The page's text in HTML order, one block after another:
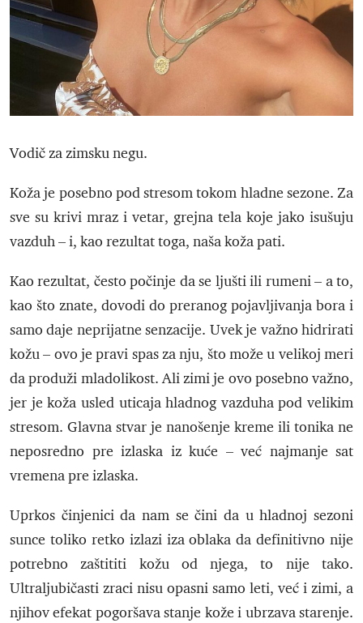
Vodič za zimsku negu.
Koža je posebno pod stresom tokom hladne sezone. Za
sve su krivi mraz i vetar, grejna tela koje jako isušuju
vazduh – i, kao rezultat toga, naša koža pati.
Kao rezultat, često počinje da se ljušti ili rumeni – a to,
kao što znate, dovodi do preranog pojavljivanja bora i
samo daje neprijatne senzacije. Uvek je važno hidrirati
kožu – ovo je pravi spas za nju, što može u velikoj meri
da produži mladolikost. Ali zimi je ovo posebno važno,
jer je koža usled uticaja hladnog vazduha pod velikim
stresom. Glavna stvar je nanošenje kreme ili tonika ne
neposredno pre izlaska iz kuće – već najmanje sat
vremena pre izlaska.
Uprkos činjenici da nam se čini da u hladnoj sezoni
sunce toliko retko izlazi iza oblaka da definitivno nije
potrebno zaštititi kožu od njega, to nije tako.
Ultraljubičasti zraci nisu opasni samo leti, već i zimi, a
njihov efekat pogoršava stanje kože i ubrzava starenje.